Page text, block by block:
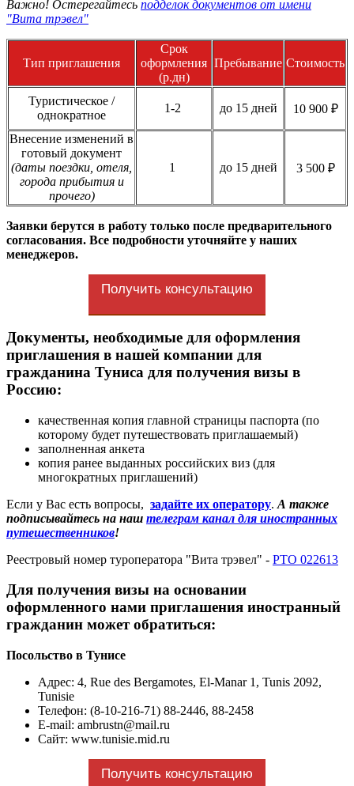
Важно! Остерегайтесь подделок документов от имени
"Вита трэвел"
Тип приглашения
Срок
оформления
(р.дн)
Пребывание Стоимость
Туристическое /
однократное
1-2 до 15 дней 10 900 ₽
Внесение изменений в
готовый документ
(даты поездки, отеля,
города прибытия и
прочего)
1 до 15 дней 3 500 ₽
Заявки берутся в работу только после предварительного
согласования. Все подробности уточняйте у наших
менеджеров.
Получить консультацию
Документы, необходимые для оформления
приглашения в нашей компании для
гражданина Туниса для получения визы в
Россию:
качественная копия главной страницы паспорта (по
которому будет путешествовать приглашаемый)
заполненная анкета
копия ранее выданных российских виз (для
многократных приглашений)
Если у Вас есть вопросы, задайте их оператору. А также
подписывайтесь на наш телеграм канал для иностранных
путешественников!
Реестровый номер туроператора "Вита трэвел" - РТО 022613
Для получения визы на основании
оформленного нами приглашения иностранный
гражданин может обратиться:
Посольство в Тунисе
Адрес: 4, Rue des Bergamotes, El-Manar 1, Tunis 2092,
Tunisie
Телефон: (8-10-216-71) 88-2446, 88-2458
E-mail: ambrustn@mail.ru
Сайт: www.tunisie.mid.ru
Получить консультацию